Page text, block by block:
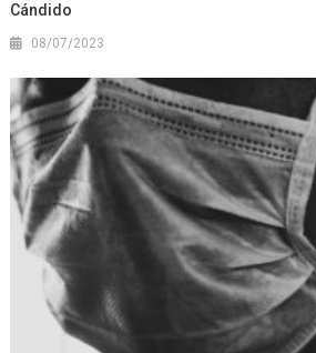
Cándido
08/07/2023